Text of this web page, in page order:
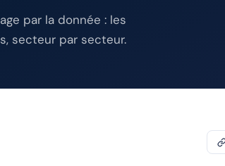
par la donnée : les
secteur par secteur.